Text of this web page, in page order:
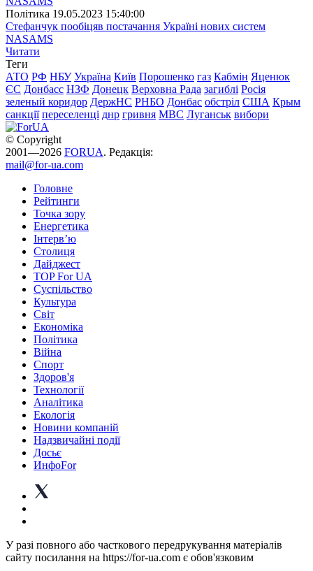
Полiтика 19.05.2023 15:40:00
Стефанчук пообіцяв постачання Україні нових систем
NASAMS
Читати
Теги
АТО РФ НБУ Україна Київ Порошенко газ Кабмін Яценюк
ЄС Донбасс НЗФ Донецк Верховна Рада загиблі Росія
зеленый коридор ДержНС РНБО Донбас обстріл США Крым
санкції переселенці днр гривня МВС Луганськ вибори
© Copyright
2001—2026 FORUA. Редакція:
mail@for-ua.com
Головне
Рейтинги
Точка зору
Енергетика
Інтерв’ю
Столиця
Дайджест
TOP For UA
Суспiльство
Культура
Світ
Економіка
Політика
Війна
Спорт
Здоров'я
Технології
Аналітика
Екологія
Новини компаній
Надзвичайні події
Досьє
ИнфоFor
У разі повного або часткового передрукування матеріалів
сайту посилання на https://for-ua.com є обов'язковим